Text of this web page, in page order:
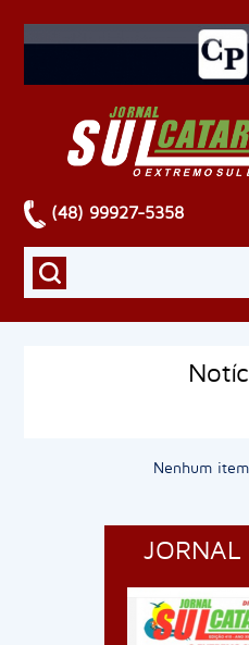
(48) 99927-5358
Nenhum
JORNAL